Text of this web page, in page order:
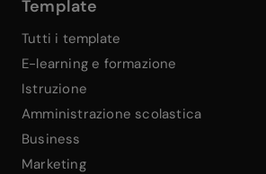
Template
Tutti i template
E-learning e formazione
Istruzione
Amministrazione scolastica
Business
Marketing